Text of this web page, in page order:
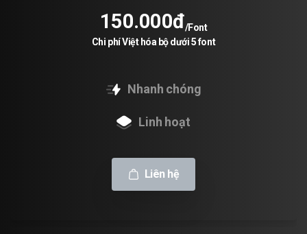
150.000đ/Font
Chi phí Việt hóa bộ dưới 5 font
Nhanh chóng
Linh hoạt
Liên hệ